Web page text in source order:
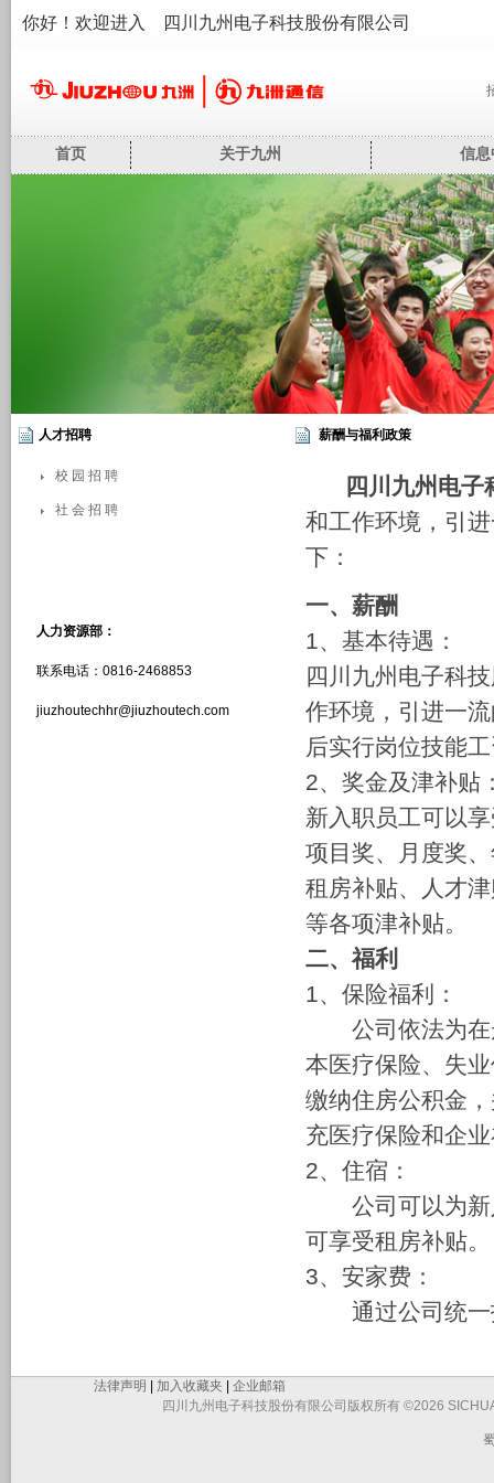
你好！欢迎进入 四川九州电子科技股份有限公司
首页 关于九州 信
人才招聘
校 园 招 聘
社 会 招 聘
人力资源部：
联系电话：0816-2468853
jiuzhoutechhr@jiuzhoutech.com
薪酬与福利政策
四川九州电
和工作环境，引
下：
一、薪酬
1、基本待遇：
四川九州电子科
作环境，引进一
后实行岗位技能
2、奖金及津补贴
新入职员工可以
项目奖、月度奖
租房补贴、人才
等各项津补贴。
二、福利
1、保险福利：
公司依法为在
本医疗保险、失
缴纳住房公积金
充医疗保险和企
2、住宿：
公司可以为新
可享受租房补
3、安家费：
通过公司统一
法律声明 加入收藏夹
企业邮箱
四川九州电子科技股份有限公司版权所有 ©2026